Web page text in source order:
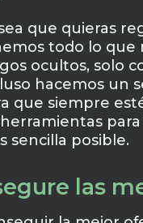
que quieras
todo lo que
ocultos, solo
hacemos un
que siempre
herramientas
sencilla posible.
las